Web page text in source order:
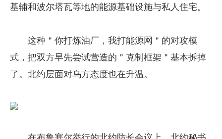
基辅和波尔塔瓦等地的能源基础设施与私人住宅。
这种＂你打炼油厂，我打能源网＂的对攻模
式，把双方早先尝试营造的＂克制框架＂基本拆掉
了。北约层面对乌方态度也在升温。